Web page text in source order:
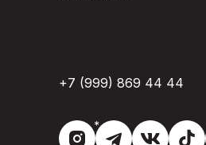
+7 (999) 869 44 44
*